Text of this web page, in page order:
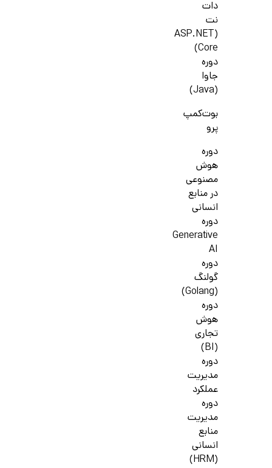
دات
نت
(ASP.NET
Core)
دوره
جاوا
(Java)
بوت‌کمپ
پرو
دوره
هوش
مصنوعی
در منابع
انسانی
دوره
Generative
AI
دوره
گولنگ
(Golang)
دوره
هوش
تجاری
(BI)
دوره
مدیریت
عملکرد
دوره
مدیریت
منابع
انسانی
(HRM)